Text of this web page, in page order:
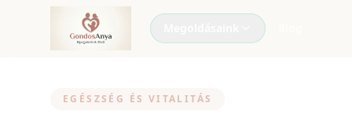
Otthonbiztonság
EGÉSZSÉG ÉS VITALITÁS